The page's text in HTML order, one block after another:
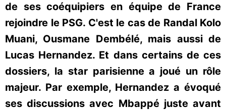
de ses coéquipiers en équipe de France
rejoindre le PSG. C'est le cas de Randal Kolo
Muani, Ousmane Dembélé, mais aussi de
Lucas Hernandez. Et dans certains de ces
dossiers, la star parisienne a joué un rôle
majeur. Par exemple, Hernandez a évoqué
ses discussions avec Mbappé juste avant